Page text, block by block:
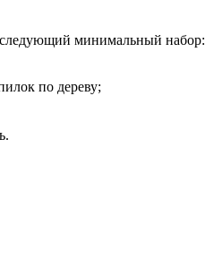
следующий минимальный набор:
по дереву;